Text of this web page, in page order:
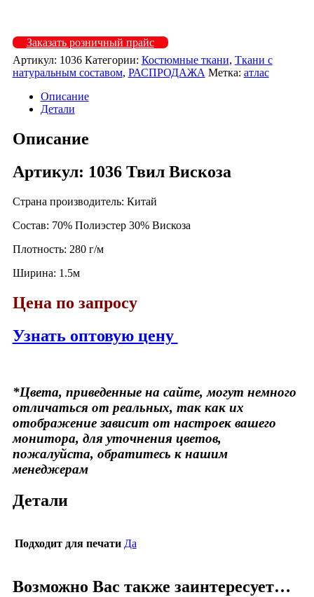
Заказать розничный прайс
Артикул: 1036 Категории: Костюмные ткани, Ткани с
натуральным составом, РАСПРОДАЖА Метка: атлас
Описание
Детали
Описание
Артикул: 1036 Твил Вискоза
Страна производитель: Китай
Состав: 70% Полиэстер 30% Вискоза
Плотность: 280 г/м
Ширина: 1.5м
Цена по запросу
Узнать оптовую цену
*Цвета, приведенные на сайте, могут немного
отличаться от реальных, так как их
отображение зависит от настроек вашего
монитора, для уточнения цветов,
пожалуйста, обратитесь к нашим
менеджерам
Детали
Подходит для печати Да
Возможно Вас также заинтересует…